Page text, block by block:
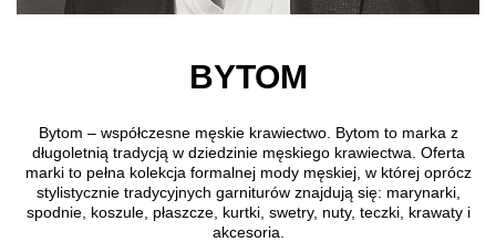
BYTOM
Bytom – współczesne męskie krawiectwo. Bytom to marka z
długoletnią tradycją w dziedzinie męskiego krawiectwa. Oferta
marki to pełna kolekcja formalnej mody męskiej, w której oprócz
stylistycznie tradycyjnych garniturów znajdują się: marynarki,
spodnie, koszule, płaszcze, kurtki, swetry, nuty, teczki, krawaty i
akcesoria.